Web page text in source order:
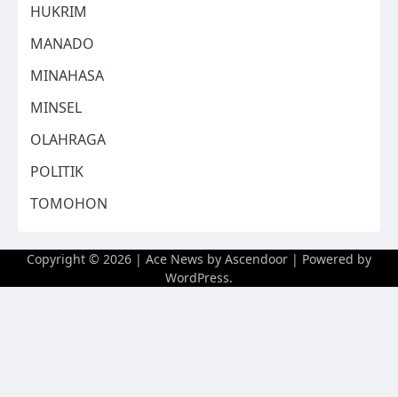
HUKRIM
MANADO
MINAHASA
MINSEL
OLAHRAGA
POLITIK
TOMOHON
Copyright © 2026 | Ace News by Ascendoor | Powered by
WordPress.